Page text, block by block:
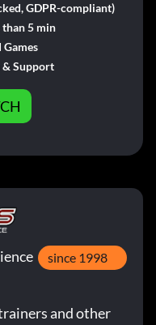
GDPR-compliant)
than 5 min
& Support
since 1998
and other